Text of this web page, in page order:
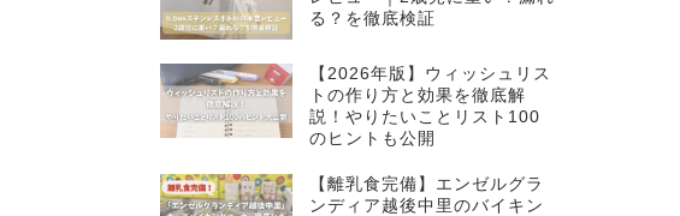
る？を徹底検証
【2026年版】ウィッシュリス
トの作り方と効果を徹底解
説！やりたいことリスト100
のヒントも公開
【離乳食完備】エンゼルグラ
ンディア越後中里のバイキン